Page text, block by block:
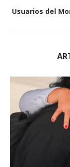
Usuarios del